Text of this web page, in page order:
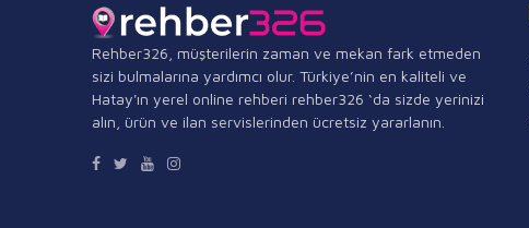
Rehber326, müşterilerin zaman ve mekan fark etmeden
sizi bulmalarına yardımcı olur. Türkiye’nin en kaliteli ve
Hatay'ın yerel online rehberi rehber326 ‘da sizde yerinizi
alın, ürün ve ilan servislerinden ücretsiz yararlanın.